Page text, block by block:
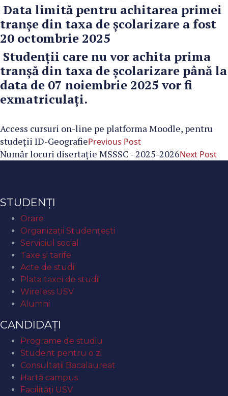
Data limită pentru achitarea primei
tranșe din taxa de școlarizare a fost
20 octombrie 2025
Studenții care nu vor achita prima
tranșă din taxa de școlarizare până la
data de 07 noiembrie 2025 vor fi
exmatriculați.
Access cursuri on-line pe platforma Moodle, pentru
studeții ID-GeografiePrevious Post
Număr locuri disertație MSSSC - 2025-2026Next Post
STUDENȚI
Orare
Organizaţii Studenţeşti
Serviciul social
Taxe și tarife
Acte de studii
Plata taxei de studii
Wireless USV
Alumni
CANDIDAȚI
Programe de studiu
Student pentru o zi
Consultații Bacalaureat
Hartă campus
Facilități USV